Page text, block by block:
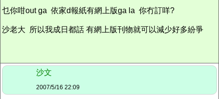
乜你咁out ga 依家d報紙有網上版ga la 你冇訂咩?
沙老大 所以我成日都話 有網上版刊物就可以減少好多紛爭
沙文
2007/5/16 22:09